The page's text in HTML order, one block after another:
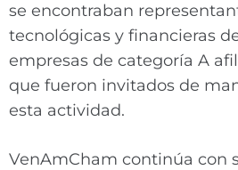
se encontraban
tecnológicas y financieras
empresas de categoría A
que fueron invitados de
esta actividad.
VenAmCham continúa con